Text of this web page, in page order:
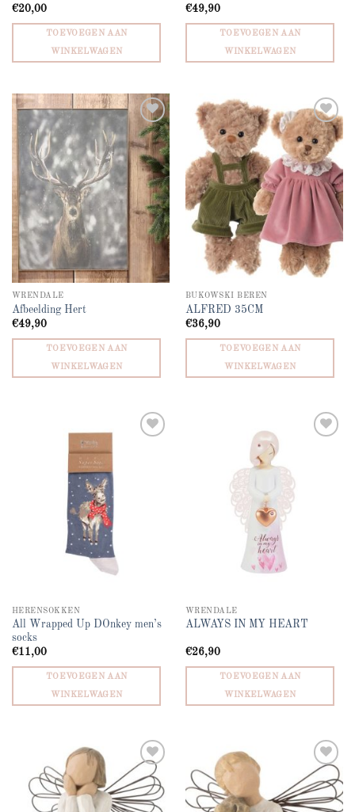
€20,00
TOEVOEGEN AAN
WINKELWAGEN
€49,90
TOEVOEGEN AAN
WINKELWAGEN
Add to
wishlist
WRENDALE
Afbeelding Hert
€49,90
TOEVOEGEN AAN
WINKELWAGEN
Add to
wishlist
BUKOWSKI BEREN
ALFRED 35CM
€36,90
TOEVOEGEN AAN
WINKELWAGEN
HERENSOKKEN
All Wrapped Up DOnkey men’s
socks
€11,00
TOEVOEGEN AAN
WINKELWAGEN
WRENDALE
ALWAYS IN MY HEART
€26,90
TOEVOEGEN AAN
WINKELWAGEN
Add to
wishlist
Add to
wishlist